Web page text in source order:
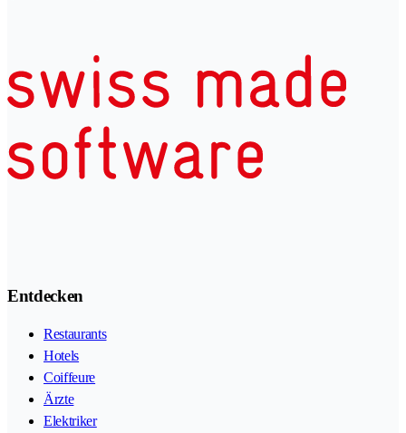
Entdecken
Restaurants
Hotels
Coiffeure
Ärzte
Elektriker